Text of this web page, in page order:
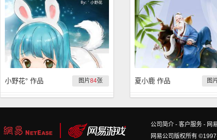
图片84张
小野花° 作品 图
夏小鹿 作品
公司简介 - 客户服务 - 网
网易公司版权所有